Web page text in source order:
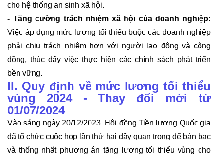
cho hệ thống an sinh xã hội.
- Tăng cường trách nhiệm xã hội của doanh nghiệp:
Việc áp dụng mức lương tối thiểu buộc các doanh nghiệp
phải chịu trách nhiệm hơn với người lao động và cộng
đồng, thúc đẩy việc thực hiện các chính sách phát triển
bền vững.
II. Quy định về mức lương tối thiểu
vùng 2024 - Thay đổi mới từ
01/07/2024
Vào sáng ngày 20/12/2023, Hội đồng Tiền lương Quốc gia
đã tổ chức cuộc họp lần thứ hai đầy quan trọng để bàn bạc
và thống nhất phương án tăng lương tối thiểu vùng cho